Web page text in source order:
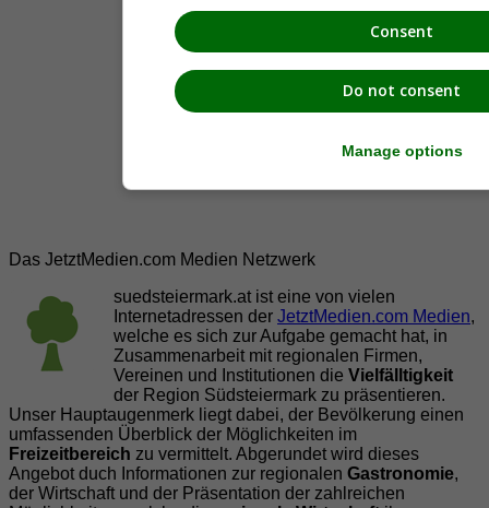
Das JetztMedien.com Medien Netzwerk
suedsteiermark.at ist eine von vielen
Internetadressen der JetztMedien.com Medien,
welche es sich zur Aufgabe gemacht hat, in
Zusammenarbeit mit regionalen Firmen,
Vereinen und Institutionen die Vielfälltigkeit
der Region Südsteiermark zu präsentieren.
Unser Hauptaugenmerk liegt dabei, der Bevölkerung einen
umfassenden Überblick der Möglichkeiten im
Freizeitbereich zu vermittelt. Abgerundet wird dieses
Angebot duch Informationen zur regionalen Gastronomie,
der Wirtschaft und der Präsentation der zahlreichen
Consent
Do not consent
Manage options